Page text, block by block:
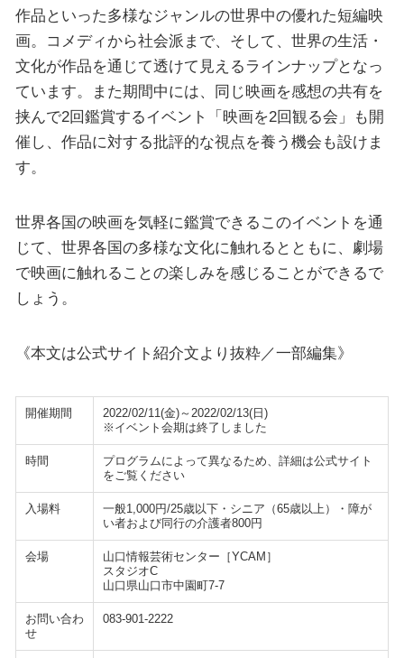
作品といった多様なジャンルの世界中の優れた短編映
画。コメディから社会派まで、そして、世界の生活・
文化が作品を通じて透けて見えるラインナップとなっ
ています。また期間中には、同じ映画を感想の共有を
挟んで2回鑑賞するイベント「映画を2回観る会」も開
催し、作品に対する批評的な視点を養う機会も設けま
す。
世界各国の映画を気軽に鑑賞できるこのイベントを通
じて、世界各国の多様な文化に触れるとともに、劇場
で映画に触れることの楽しみを感じることができるで
しょう。
《本文は公式サイト紹介文より抜粋／一部編集》
開催期間
2022/02/11(金)～2022/02/13(日)
※イベント会期は終了しました
時間
プログラムによって異なるため、詳細は公式サイト
をご覧ください
入場料
一般1,000円/25歳以下・シニア（65歳以上）・障が
い者および同行の介護者800円
会場
山口情報芸術センター［YCAM］
スタジオC
山口県山口市中園町7-7
お問い合わ
せ
083-901-2222